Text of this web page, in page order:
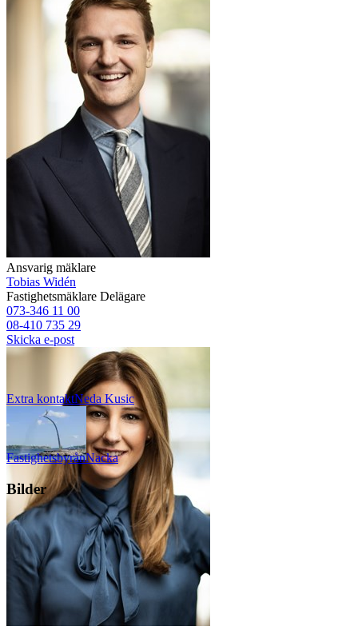
Ansvarig mäklare
Tobias Widén
Fastighetsmäklare Delägare
073-346 11 00
08-410 735 29
Skicka e-post
Extra kontaktNeda Kusic
FastighetsbyrånNacka
Bilder